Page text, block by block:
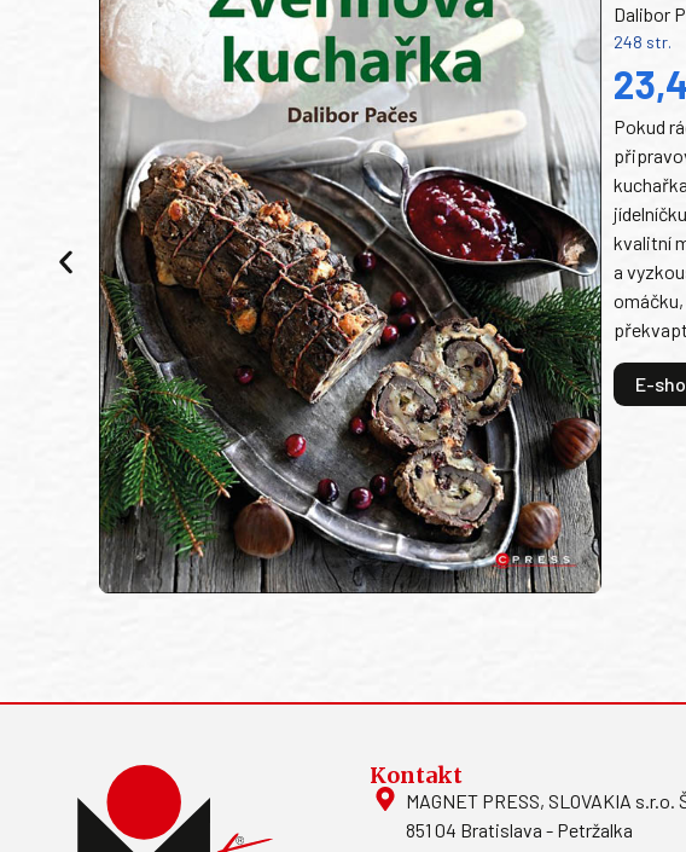
Dalibor
248 str.
Pokud
kvalitní
a
E-
Kontakt
MAGNET PRESS, SLOVAKIA s.r.o.
851 04 Bratislava - Petržalka